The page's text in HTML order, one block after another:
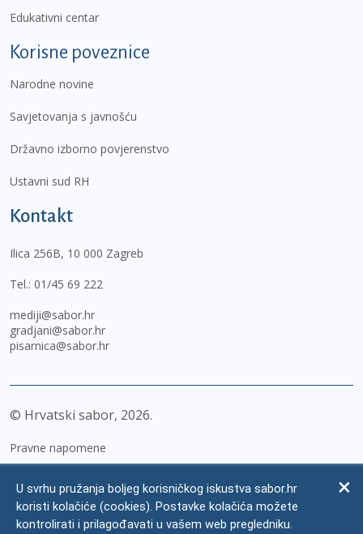
Edukativni centar
Korisne poveznice
Narodne novine
Savjetovanja s javnošću
Državno izborno povjerenstvo
Ustavni sud RH
Kontakt
Ilica 256B, 10 000 Zagreb
Tel.: 01/45 69 222
mediji@sabor.hr
gradjani@sabor.hr
pisarnica@sabor.hr
© Hrvatski sabor, 2026
Pravne napomene
Zaštita osobnih podataka
Impressum
U svrhu pružanja boljeg korisničkog iskustva sabor.hr
koristi kolačiće (cookies). Postavke kolačića možete
kontrolirati i prilagođavati u vašem web pregledniku.